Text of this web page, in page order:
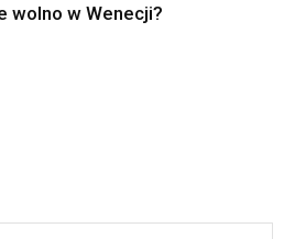
wolno w Wenecji?